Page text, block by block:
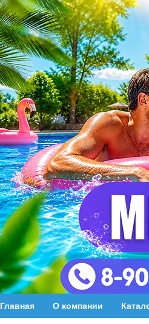
Главная О компании